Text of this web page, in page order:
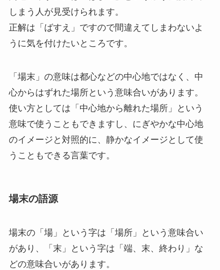
しまう人が見受けられます。
正解は「ばすえ」ですので間違えてしまわないよ
うに気を付けたいところです。
「場末」の意味は都心などの中心地ではなく、中
心からはずれた場所という意味合いがあります。
使い方としては「中心地から離れた場所」という
意味で使うこともできますし、にぎやかな中心地
のイメージと対照的に、静かなイメージとして使
うこともできる言葉です。
場末の語源
場末の「場」という字は「場所」という意味合い
があり、「末」という字は「端、末、終わり」な
どの意味合いがあります。